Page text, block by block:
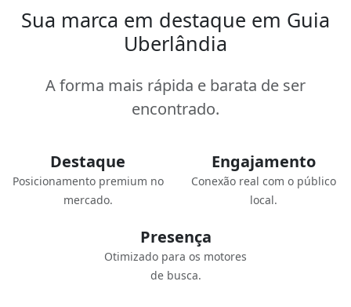
Sua marca em destaque em Guia
Uberlândia
A forma mais rápida e barata de ser
encontrado.
Destaque
Posicionamento premium no
mercado.
Engajamento
Conexão real com o público
local.
Presença
Otimizado para os motores
de busca.